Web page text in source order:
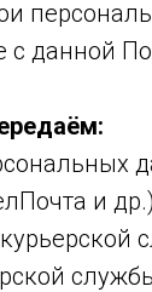
с данной
и